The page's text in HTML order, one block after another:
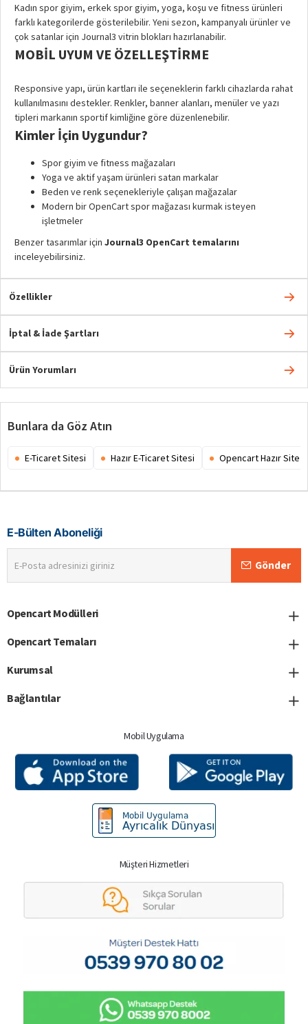
Kadın spor giyim, erkek spor giyim, yoga, koşu ve fitness ürünleri
farklı kategorilerde gösterilebilir. Yeni sezon, kampanyalı ürünler ve
çok satanlar için Journal3 vitrin blokları hazırlanabilir.
MOBIL UYUM VE ÖZELLEŞTIRME
Responsive yapı, ürün kartları ile seçeneklerin farklı cihazlarda rahat
kullanılmasını destekler. Renkler, banner alanları, menüler ve yazı
tipleri markanın sportif kimliğine göre düzenlenebilir.
Kimler İçin Uygundur?
Spor giyim ve fitness mağazaları
Yoga ve aktif yaşam ürünleri satan markalar
Beden ve renk seçenekleriyle çalışan mağazalar
Modern bir OpenCart spor mağazası kurmak isteyen
işletmeler
Benzer tasarımlar için Journal3 OpenCart temalarını
inceleyebilirsiniz.
Özellikler
İptal & İade Şartları
Ürün Yorumları
Bunlara da Göz Atın
E-Ticaret Sitesi Hazır E-Ticaret Sitesi Opencart Hazır Site
E-Bülten Aboneliği
Posta
adresinizi
Gönder
Opencart Modülleri
Opencart Temaları
Kurumsal
Bağlantılar
Mobil Uygulama
Müşteri Hizmetleri